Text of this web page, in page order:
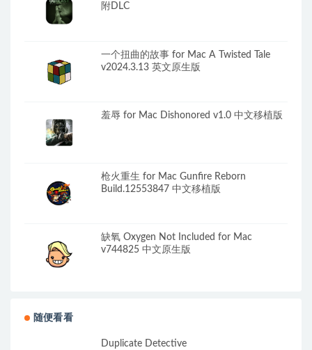
附DLC
一个扭曲的故事 for Mac A Twisted Tale
v2024.3.13 英文原生版
羞辱 for Mac Dishonored v1.0 中文移植版
枪火重生 for Mac Gunfire Reborn
Build.12553847 中文移植版
缺氧 Oxygen Not Included for Mac
v744825 中文原生版
随便看看
Duplicate Detective